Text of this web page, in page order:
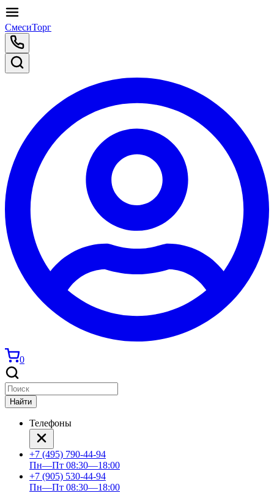
СмесиТорг
0
Найти
Телефоны
+7 (495) 790-44-94
Пн—Пт 08:30—18:00
+7 (905) 530-44-94
Пн—Пт 08:30—18:00